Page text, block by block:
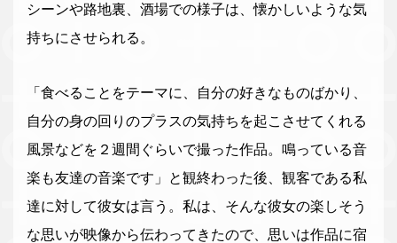
シーンや路地裏、酒場での様子は、懐かしいような気
持ちにさせられる。
「食べることをテーマに、自分の好きなものばかり、
自分の身の回りのプラスの気持ちを起こさせてくれる
風景などを２週間ぐらいで撮った作品。鳴っている音
楽も友達の音楽です」と観終わった後、観客である私
達に対して彼女は言う。私は、そんな彼女の楽しそう
な思いが映像から伝わってきたので、思いは作品に宿